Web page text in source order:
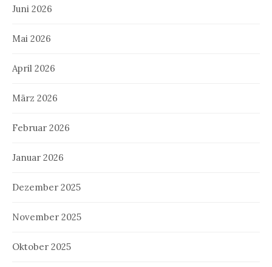
Juni 2026
Mai 2026
April 2026
März 2026
Februar 2026
Januar 2026
Dezember 2025
November 2025
Oktober 2025